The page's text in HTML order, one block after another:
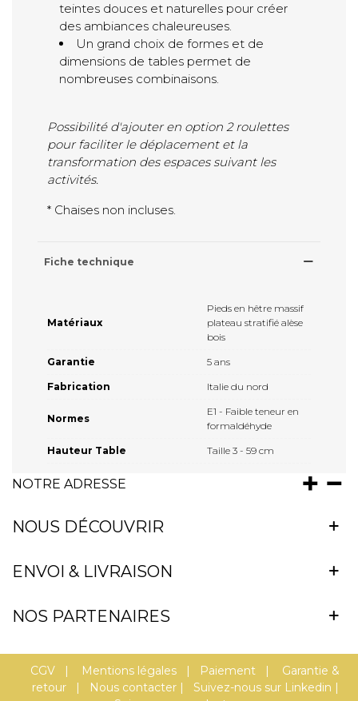
teintes douces et naturelles pour créer
des ambiances chaleureuses.
Un grand choix de formes et de
dimensions de tables permet de
nombreuses combinaisons.
Possibilité d'ajouter en option 2 roulettes
pour faciliter le déplacement et la
transformation des espaces suivant les
activités.
* Chaises non incluses.
Fiche technique
Matériaux
Pieds en hêtre massif
plateau stratifié alèse
bois
Garantie 5 ans
Fabrication Italie du nord
Normes
E1 - Faible teneur en
formaldéhyde
Hauteur Table Taille 3 - 59 cm
NOTRE ADRESSE
NOUS DÉCOUVRIR
ENVOI & LIVRAISON
NOS PARTENAIRES
CGV | Mentions légales | Paiement |
Garantie &
retour| Nous contacter| Suivez-nous sur Linkedin |